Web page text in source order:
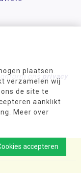
plaatsen.
verzamelen wij
de site te
aanklikt
Meer over
accepteren
ons